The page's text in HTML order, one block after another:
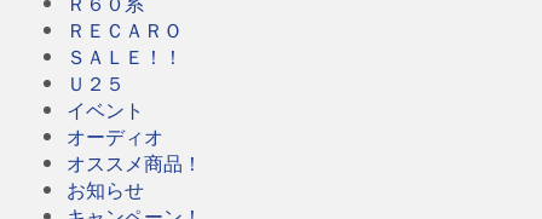
ＲＥＣＡＲＯ
ＳＡＬＥ！！
Ｕ２５
イベント
オーディオ
オススメ商品！
お知らせ